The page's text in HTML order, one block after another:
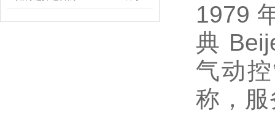
1979
典
气动
称，